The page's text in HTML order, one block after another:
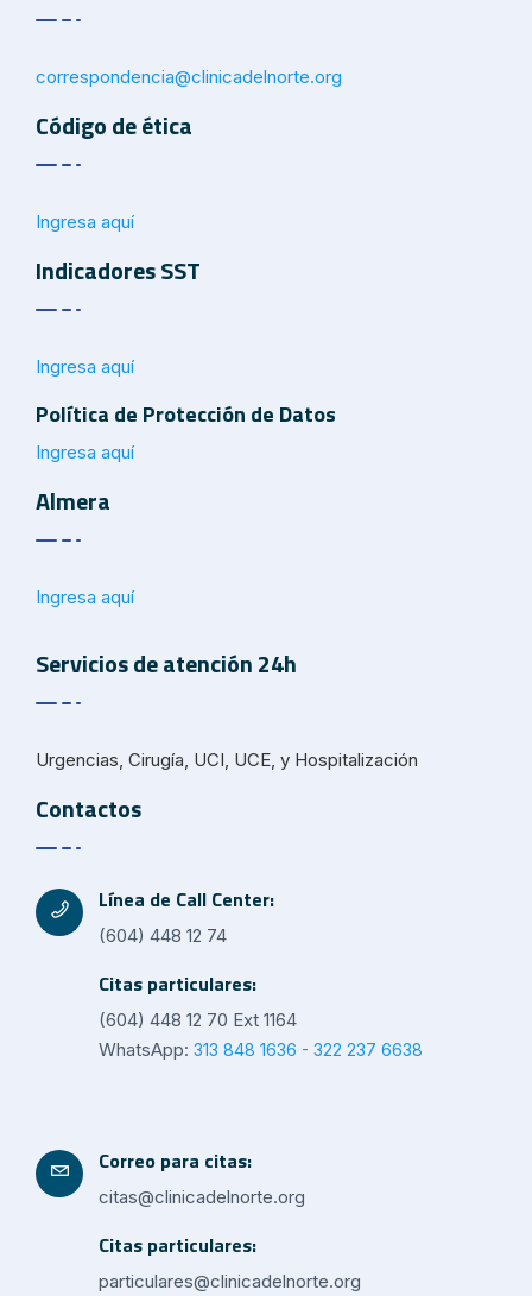
correspondencia@clinicadelnorte.org
Código de ética
Ingresa aquí
Indicadores SST
Ingresa aquí
Política de Protección de Datos
Ingresa aquí
Almera
Ingresa aquí
Servicios de atención 24h
Urgencias, Cirugía, UCI, UCE, y Hospitalización
Contactos
Línea de Call Center:
(604) 448 12 74
Citas particulares:
(604) 448 12 70 Ext 1164
WhatsApp: 313 848 1636 - 322 237 6638
Correo para citas:
citas@clinicadelnorte.org
Citas particulares:
particulares@clinicadelnorte.org